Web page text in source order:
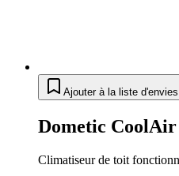
Ajouter à la liste d'envies
Dometic
Climatiseur de toit